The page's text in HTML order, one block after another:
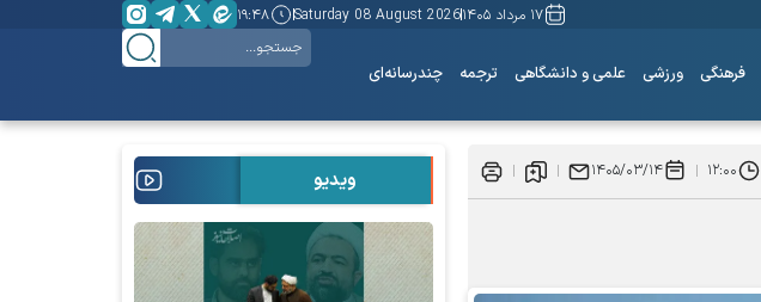
۱۷ مرداد ۱۴۰۵ Saturday 08 August 2026 ۱۹:۴۸
فرهنگی ورزشی علمی و دانشگاهی ترجمه چندرسانه‌ای
۱۲:۰۰ ۱۴۰۵/۰۳/۱۴ ویدیو